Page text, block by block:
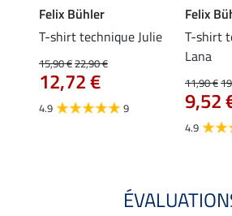
Felix Bühler
T-shirt technique Julie
15,90 €22,90 €
12,72 €
4.9 9
Felix
T-shirt
Lana
11,90 €
9,52
4.9